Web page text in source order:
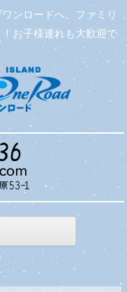
ンロードへ。ファミリ
お子様連れも大歓迎で
コンテン